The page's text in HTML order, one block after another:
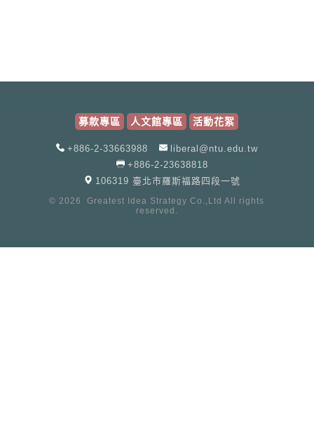
募款專區 人文館專區 活動花絮
+886-2-33663988
liberal@ntu.edu.tw
+886-2-23638818
106319 臺北市羅斯福路四段一號
© 2026Greatest Idea Strategy Co.,Ltd All rights
reserved.